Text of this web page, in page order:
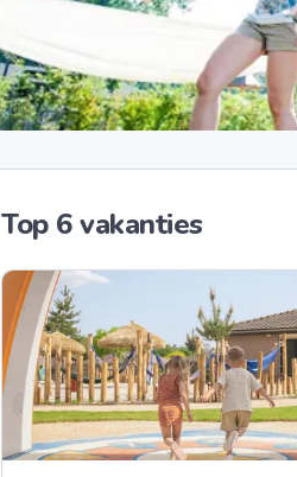
Top 6 vakanties